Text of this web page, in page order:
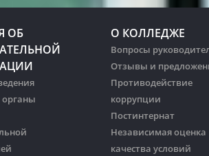
ОБ
органы
О КОЛЛЕДЖЕ
Вопросы
Отзывы и
Противодействие
коррупции
Постинтернат
Независимая оценка
качества условий